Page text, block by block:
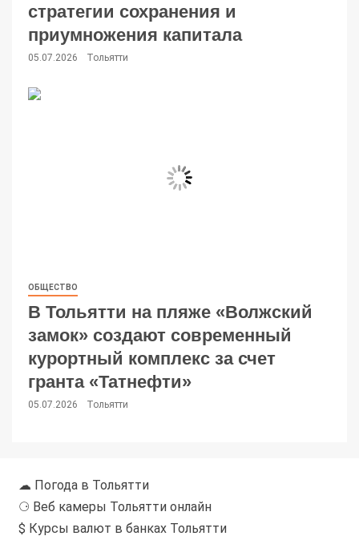
стратегии сохранения и
приумножения капитала
05.07.2026 Тольятти
ОБЩЕСТВО
В Тольятти на пляже «Волжский
замок» создают современный
курортный комплекс за счет
гранта «Татнефти»
05.07.2026 Тольятти
☁ Погода в Тольятти
⚆ Веб камеры Тольятти онлайн
$ Курсы валют в банках Тольятти